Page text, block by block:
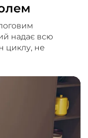
надає всю
циклу, не